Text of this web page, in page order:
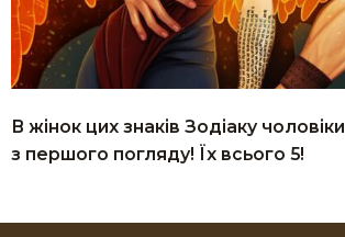
В жінок цих знаків Зодіаку
з першого погляду! Їх всього 5!